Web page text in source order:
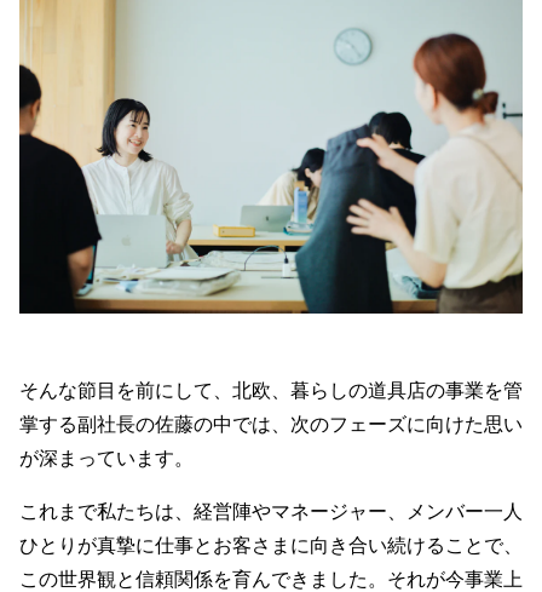
そんな節目を前にして、北欧、暮らしの道具店の事業を管
掌する副社長の佐藤の中では、次のフェーズに向けた思い
が深まっています。
これまで私たちは、経営陣やマネージャー、メンバー一人
ひとりが真摯に仕事とお客さまに向き合い続けることで、
この世界観と信頼関係を育んできました。それが今事業上